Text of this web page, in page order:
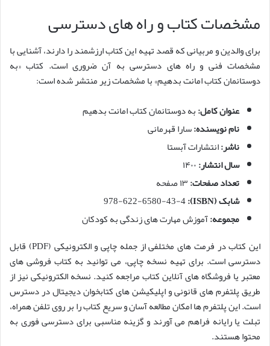
مشخصات کتاب و راه های دسترسی
برای والدین و مربیانی که قصد تهیه این کتاب ارزشمند را دارند، آشنایی با
مشخصات فنی و راه های دسترسی به آن ضروری است. کتاب «به
دوستانمان کتاب امانت بدهیم» با مشخصات زیر منتشر شده است:
عنوان کامل:به دوستانمان کتاب امانت بدهیم
نام نویسنده:سارا قهرمانی
ناشر:انتشارات آبستا
سال انتشار:
تعداد صفحات:
شابک (ISBN):
مجموعه:آموزش مهارت های زندگی به کودکان
این کتاب در فرمت های مختلفی از جمله چاپی و الکترونیکی (PDF) قابل
دسترسی است. برای تهیه نسخه چاپی، می توانید به کتاب فروشی های
معتبر یا فروشگاه های آنلاین کتاب مراجعه کنید. نسخه الکترونیکی نیز از
طریق پلتفرم های قانونی و اپلیکیشن های کتابخوان دیجیتال در دسترس
است. این پلتفرم ها امکان مطالعه آسان و سریع کتاب را بر روی تلفن همراه،
تبلت یا رایانه فراهم می آورند و گزینه مناسبی برای دسترسی فوری به
محتوا هستند.